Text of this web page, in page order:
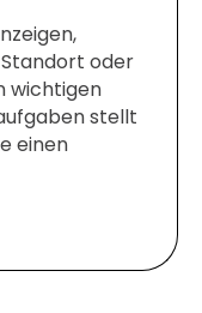
oder
wichtigen
stellt
einen